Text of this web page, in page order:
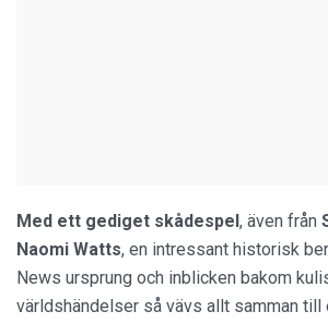
Med ett gediget skådespel , även från
Naomi Watts, en intressant historisk
News ursprung och inblicken bakom
världshändelser så vävs allt samman till